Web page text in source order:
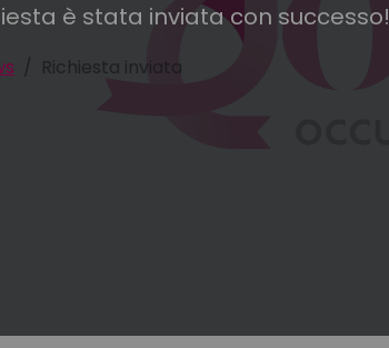
è stata inviata con successo!
Richiesta inviata